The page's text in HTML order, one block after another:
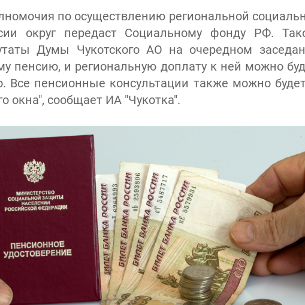
по осуществлению региональной
округ передаст Социальному фонду РФ.
Думы Чукотского АО на очередном
пенсию, и региональную доплату к ней можно
Все пенсионные консультации также можно
окна", сообщает ИА "Чукотка".